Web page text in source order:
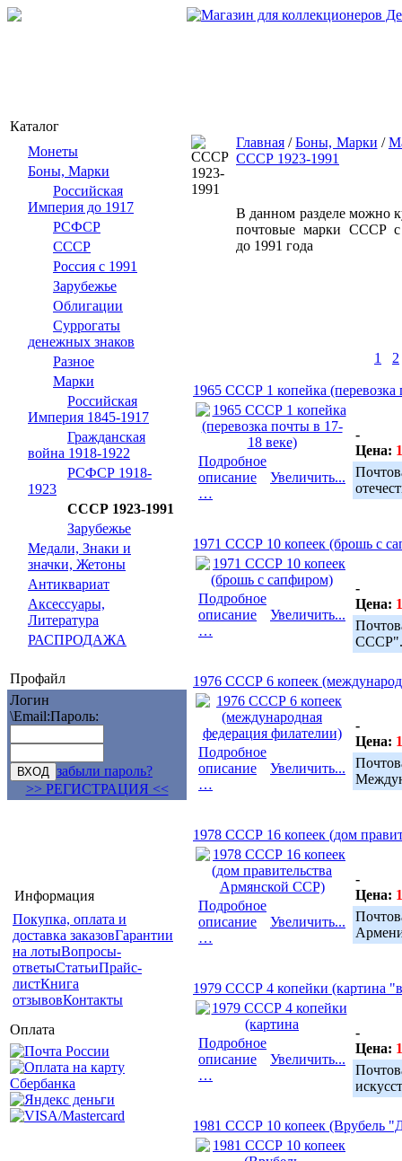
Каталог
Монеты
Боны, Марки
Российская
Империя до 1917
РСФСР
СССР
Россия с 1991
Зарубежье
Облигации
Суррогаты
денежных знаков
Разное
Марки
Российская
Империя 1845-1917
Гражданская
война 1918-1922
РСФСР 1918-
1923
СССР 1923-1991
Зарубежье
Медали, Знаки и
значки, Жетоны
Антиквариат
Аксессуары,
Литература
РАСПРОДАЖА
Профайл
Логин
\Email:Пароль:
забыли пароль?
>> РЕГИСТРАЦИЯ <<
Информация
Покупка, оплата и
доставка заказовГарантии
на лотыВопросы-
ответыСтатьиПрайс-
листКнига
отзывовКонтакты
Оплата
Главная /Боны, Марки /
СССР 1923-1991
В данном разделе можно
почтовые марки СССР
до 1991 года
1 2
1965 СССР 1 копейка (перевозка
Подробное
описание
…
Увеличить...
-
Цена:
1971 СССР 10 копеек (брошь с
Подробное
описание
…
Увеличить...
-
Цена:
СССР".
1976 СССР 6 копеек
Подробное
описание
…
Увеличить...
-
Цена:
1978 СССР 16 копеек (дом
Подробное
описание
…
Увеличить...
-
Цена:
1979 СССР 4 копейки (картина
Подробное
описание
…
Увеличить...
-
Цена:
1981 СССР 10 копеек (Врубель